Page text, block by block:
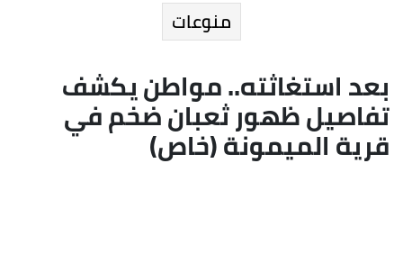
منوعات
بعد استغاثته.. مواطن يكشف
تفاصيل ظهور ثعبان ضخم في
قرية الميمونة (خاص)